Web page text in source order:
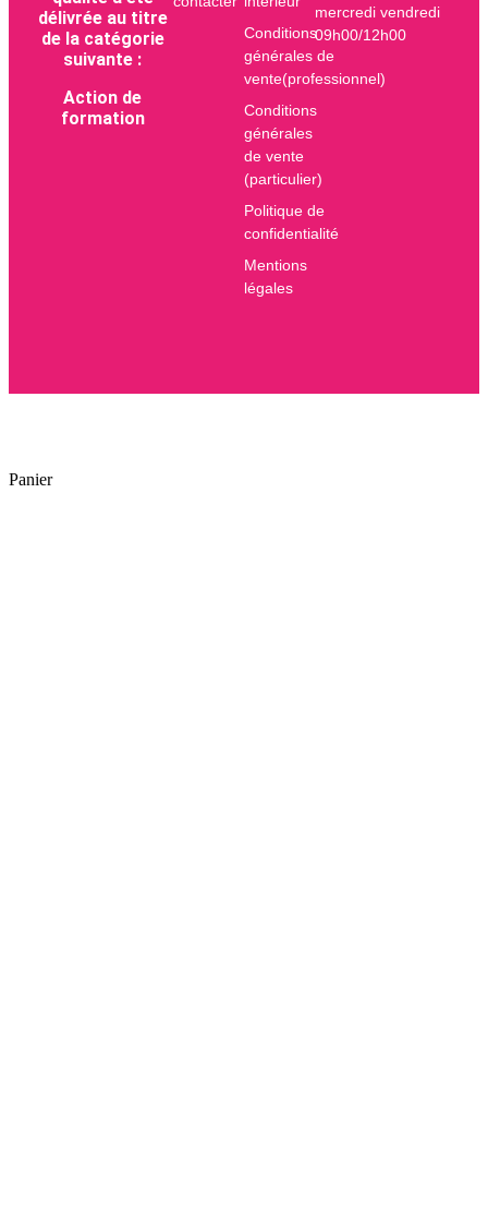
délivrée au titre
de la catégorie
suivante :
Action de
formation
Conditions
générales de
vente(professionnel)
Conditions
générales
de vente
(particulier)
Politique de
confidentialité
Mentions
légales
mercredi vendredi
09h00/12h00
Panier